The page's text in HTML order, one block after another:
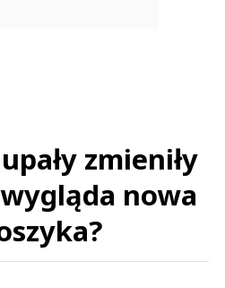
zmieniły
nowa